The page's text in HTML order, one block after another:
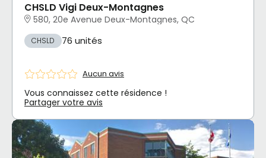
CHSLD Vigi Deux-Montagnes
580, 20e Avenue Deux-Montagnes, QC
CHSLD 76 unités
Aucun avis
Vous connaissez cette résidence !
Partager votre avis